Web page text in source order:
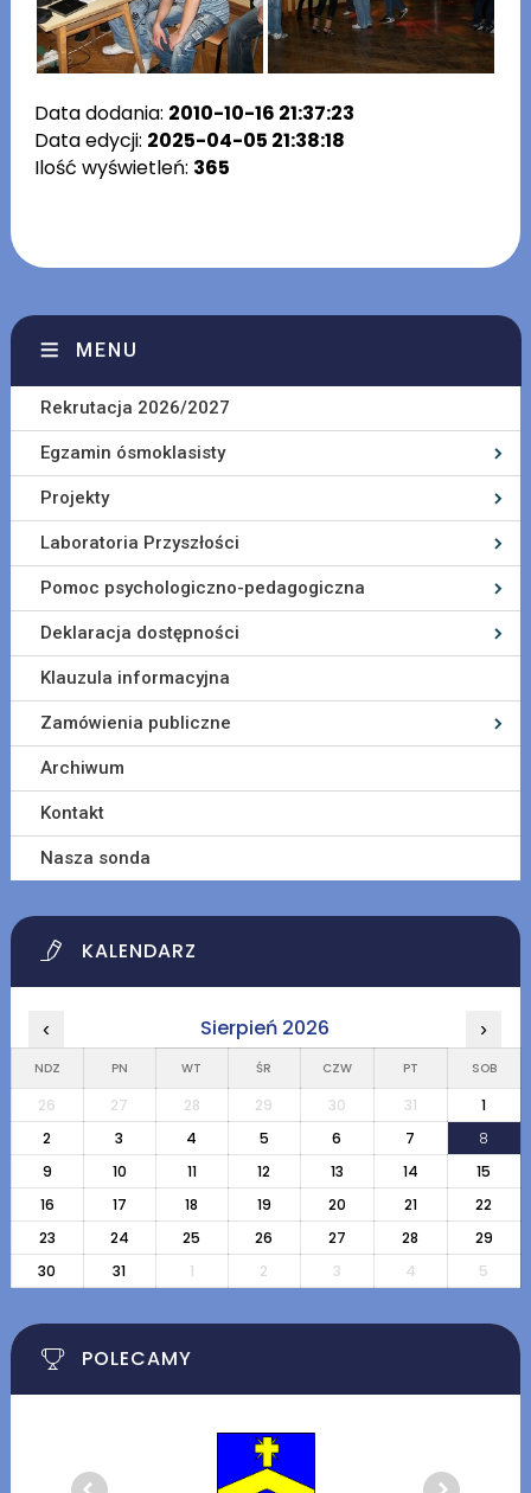
Data dodania: 2010-10-16 21:37:23
Data edycji: 2025-04-05 21:38:18
Ilość wyświetleń: 365
MENU
Rekrutacja 2026/2027
Egzamin ósmoklasisty
Projekty
Laboratoria Przyszłości
Pomoc psychologiczno-pedagogiczna
Deklaracja dostępności
Klauzula informacyjna
Zamówienia publiczne
Archiwum
Kontakt
Nasza sonda
KALENDARZ
‹ Sierpień 2026 ›
NDZ PN WT ŚR CZW PT SOB
26 27 28 29 30 31
1
2
3 4 5 6 7
8
9
10 11 12 13 14
15
16
17 18 19 20 21
22
23
24 25 26 27 28
29
30
31 1 2 3 4 5
POLECAMY